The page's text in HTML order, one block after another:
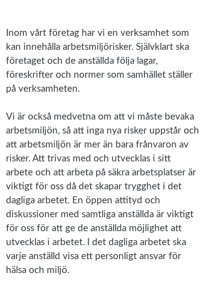
Inom vårt företag har vi en verksamhet som
kan innehålla arbetsmiljörisker. Självklart ska
företaget och de anställda följa lagar,
föreskrifter och normer som samhället ställer
på verksamheten.
Vi är också medvetna om att vi måste bevaka
arbetsmiljön, så att inga nya risker uppstår och
att arbetsmiljön är mer än bara frånvaron av
risker. Att trivas med och utvecklas i sitt
arbete och att arbeta på säkra arbetsplatser är
viktigt för oss då det skapar trygghet i det
dagliga arbetet. En öppen attityd och
diskussioner med samtliga anställda är viktigt
för oss för att ge de anställda möjlighet att
utvecklas i arbetet. I det dagliga arbetet ska
varje anställd visa ett personligt ansvar för
hälsa och miljö.